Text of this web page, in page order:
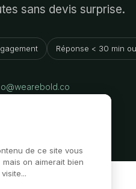
sans devis surprise.
Réponse < 30 min